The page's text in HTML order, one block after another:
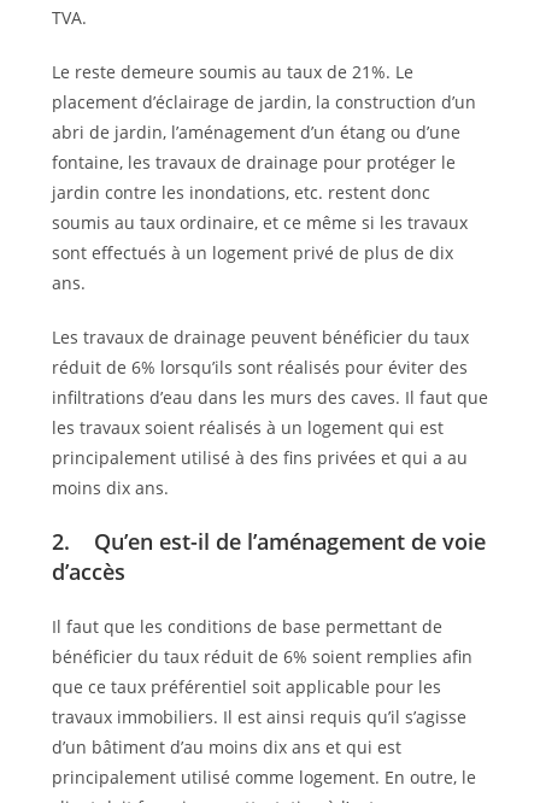
TVA.
Le reste demeure soumis au taux de 21%. Le
placement d’éclairage de jardin, la construction d’un
abri de jardin, l’aménagement d’un étang ou d’une
fontaine, les travaux de drainage pour protéger le
jardin contre les inondations, etc. restent donc
soumis au taux ordinaire, et ce même si les travaux
sont effectués à un logement privé de plus de dix
ans.
Les travaux de drainage peuvent bénéficier du taux
réduit de 6% lorsqu’ils sont réalisés pour éviter des
infiltrations d’eau dans les murs des caves. Il faut que
les travaux soient réalisés à un logement qui est
principalement utilisé à des fins privées et qui a au
moins dix ans.
2. Qu’en est-il de l’aménagement de voie
d’accès
Il faut que les conditions de base permettant de
bénéficier du taux réduit de 6% soient remplies afin
que ce taux préférentiel soit applicable pour les
travaux immobiliers. Il est ainsi requis qu’il s’agisse
d’un bâtiment d’au moins dix ans et qui est
principalement utilisé comme logement. En outre, le